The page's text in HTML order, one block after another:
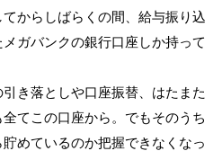
からしばらくの間、給与振り込
ガバンクの銀行口座しか持って
き落としや口座振替、はたまた
てこの口座から。でもそのうち
めているのか把握できなくなっ